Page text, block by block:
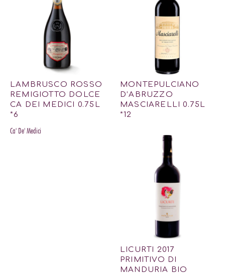
LAMBRUSCO ROSSO
REMIGIOTTO DOLCE
CA DEI MEDICI 0.75L
*6
Ca' De' Medici
MONTEPULCIANO
D’ABRUZZO
MASCIARELLI 0.75L
*12
LICURTI 2017
PRIMITIVO DI
MANDURIA BIO